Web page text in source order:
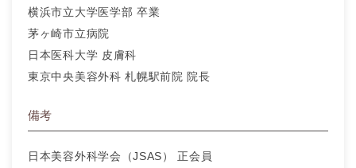
横浜市立大学医学部 卒業
茅ヶ崎市立病院
日本医科大学 皮膚科
東京中央美容外科 札幌駅前院 院長
備考
日本美容外科学会（JSAS） 正会員